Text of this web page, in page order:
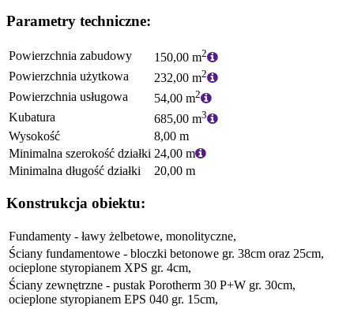
Parametry techniczne:
Powierzchnia zabudowy 150,00 m2
Powierzchnia użytkowa 232,00 m2
Powierzchnia usługowa 54,00 m2
Kubatura 685,00 m3
Wysokość
8,00 m
Minimalna szerokość działki 24,00 m
Minimalna długość działki
20,00 m
Konstrukcja obiektu:
Fundamenty - ławy żelbetowe, monolityczne,
Ściany fundamentowe - bloczki betonowe gr. 38cm oraz 25cm,
ocieplone styropianem XPS gr. 4cm,
Ściany zewnętrzne - pustak Porotherm 30 P+W gr. 30cm,
ocieplone styropianem EPS 040 gr. 15cm,